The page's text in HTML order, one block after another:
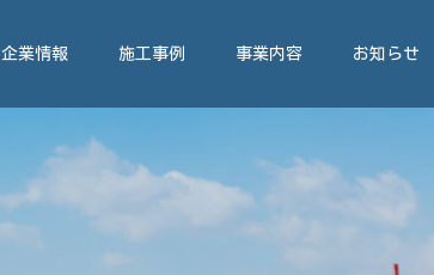
企業情報 施工事例 事業内容 お知らせ